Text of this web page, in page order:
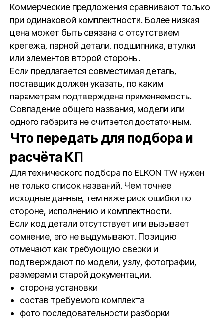
Коммерческие предложения сравнивают только
при одинаковой комплектности. Более низкая
цена может быть связана с отсутствием
крепежа, парной детали, подшипника, втулки
или элементов второй стороны.
Если предлагается совместимая деталь,
поставщик должен указать, по каким
параметрам подтверждена применяемость.
Совпадение общего названия, модели или
одного габарита не считается достаточным.
Что передать для подбора и
расчёта КП
Для технического подбора по ELKON TW нужен
не только список названий. Чем точнее
исходные данные, тем ниже риск ошибки по
стороне, исполнению и комплектности.
Если код детали отсутствует или вызывает
сомнение, его не выдумывают. Позицию
отмечают как требующую сверки и
подтверждают по модели, узлу, фотографии,
размерам и старой документации.
сторона установки
состав требуемого комплекта
фото последовательности разборки